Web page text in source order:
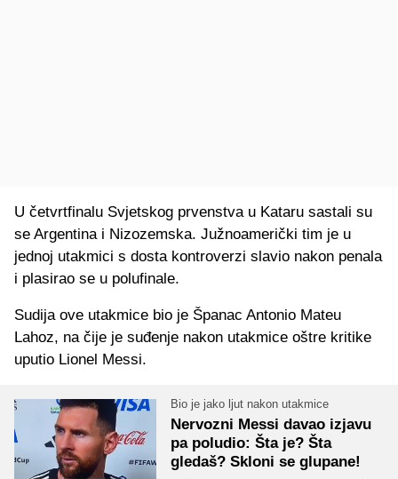
U četvrtfinalu Svjetskog prvenstva u Kataru sastali su
se Argentina i Nizozemska. Južnoamerički tim je u
jednoj utakmici s dosta kontroverzi slavio nakon penala
i plasirao se u polufinale.
Sudija ove utakmice bio je Španac Antonio Mateu
Lahoz, na čije je suđenje nakon utakmice oštre kritike
uputio Lionel Messi.
Bio je jako ljut nakon utakmice
Nervozni Messi davao izjavu
pa poludio: Šta je? Šta
gledaš? Skloni se glupane!